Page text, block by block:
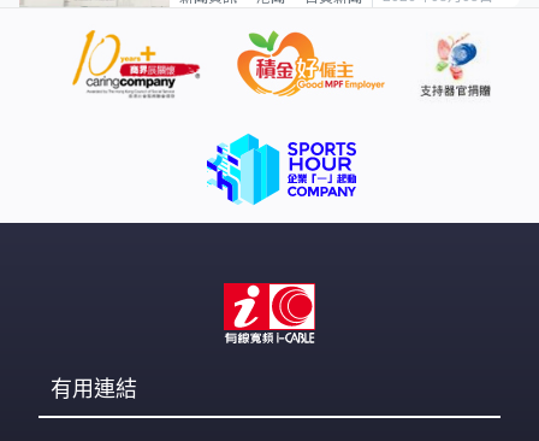
有用連結